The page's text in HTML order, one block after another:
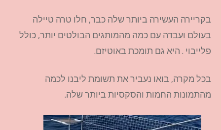
בקריירה העשירה ביותר שלה כבר, חלו טרה טיילה
בעולם ועבדה עם כמה מהמותגים הבולטים יותר, כולל
פלייבוי . היא גם תומכת באוטיזם.
בכל מקרה, בואו נעביר את תשומת ליבנו לכמה
מהתמונות החמות והסקסיות ביותר שלה.